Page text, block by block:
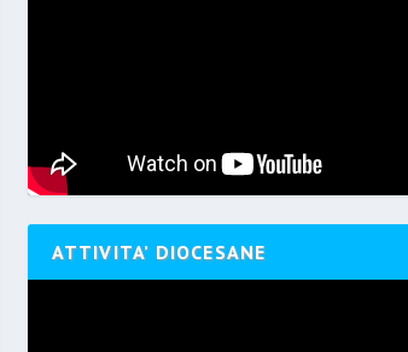
ATTIVITA’ DIOCESANE